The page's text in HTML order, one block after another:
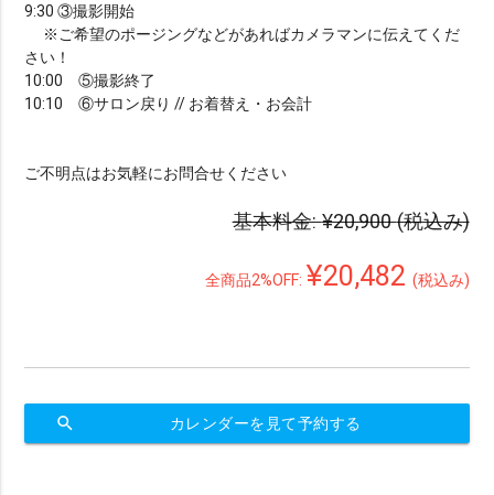
9:30 ③撮影開始
※ご希望のポージングなどがあればカメラマンに伝えてくだ
さい！
10:00 ⑤撮影終了
10:10 ⑥サロン戻り // お着替え・お会計
ご不明点はお気軽にお問合せください
基本料金:¥20,900(税込み)
全商品2%OFF: ¥20,482 (税込み)
search カレンダーを見て予約する